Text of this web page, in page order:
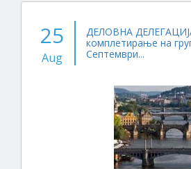
25
Aug
ДЕЛОВНА
комплетирање на
Септември...